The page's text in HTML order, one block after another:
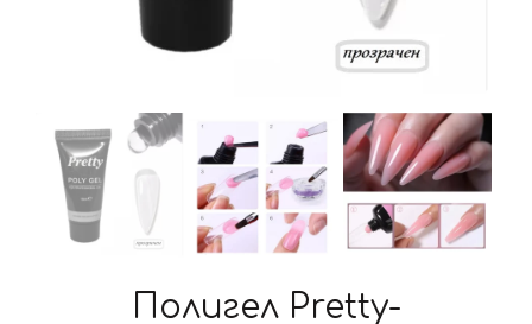
Полигел Pretty-